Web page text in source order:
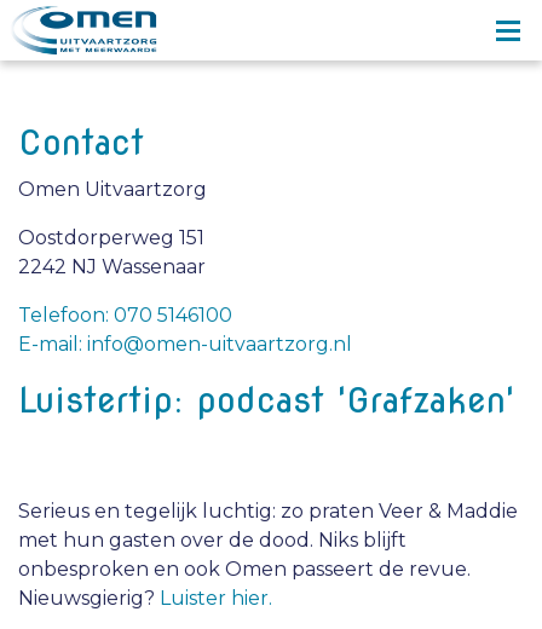
Contact
Omen Uitvaartzorg
Oostdorperweg 151
2242 NJ Wassenaar
Telefoon: 070 5146100
E-mail: info@omen-uitvaartzorg.nl
Luistertip: podcast 'Grafzaken'
Serieus en tegelijk luchtig: zo praten Veer & Maddie
met hun gasten over de dood. Niks blijft
onbesproken en ook Omen passeert de revue.
Nieuwsgierig? Luister hier.